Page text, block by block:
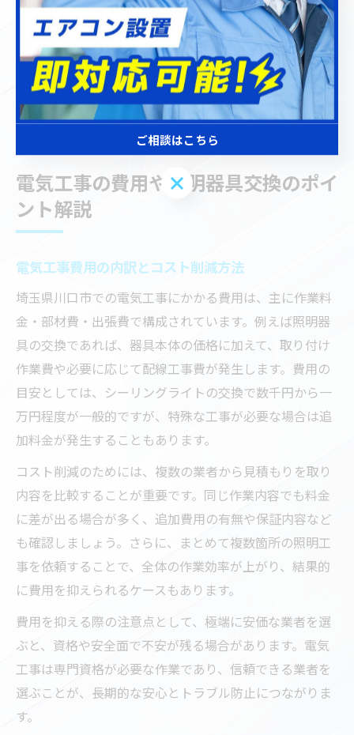
したうえで依頼できる体制が整っています。
最後に、緊急時の対応力や、相談しやすい雰囲気かどう
かも考慮しましょう。実際の利用者の体験談や、地元で
の評判なども判断材料として活用し、自分にとって最適
な業者選びに役立ててください。
電気工事の費用や照明器具交換のポイ
ント解説
電気工事費用の内訳とコスト削減方法
埼玉県川口市での電気工事にかかる費用は、主に作業料
金・部材費・出張費で構成されています。例えば照明器
具の交換であれば、器具本体の価格に加えて、取り付け
作業費や必要に応じて配線工事費が発生します。費用の
目安としては、シーリングライトの交換で数千円から一
万円程度が一般的ですが、特殊な工事が必要な場合は追
加料金が発生することもあります。
コスト削減のためには、複数の業者から見積もりを取り
内容を比較することが重要です。同じ作業内容でも料金
に差が出る場合が多く、追加費用の有無や保証内容など
も確認しましょう。さらに、まとめて複数箇所の照明工
事を依頼することで、全体の作業効率が上がり、結果的
に費用を抑えられるケースもあります。
費用を抑える際の注意点として、極端に安価な業者を選
ぶと、資格や安全面で不安が残る場合があります。電気
工事は専門資格が必要な作業であり、信頼できる業者を
選ぶことが、長期的な安心とトラブル防止につながりま
す。
ご相談はこちら
ご相談はこちら